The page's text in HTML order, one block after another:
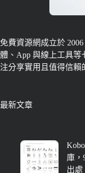
免費資源網成立於
體、App 與線上工具等
注分享實用且值得信賴
最新文章
庫，
出處